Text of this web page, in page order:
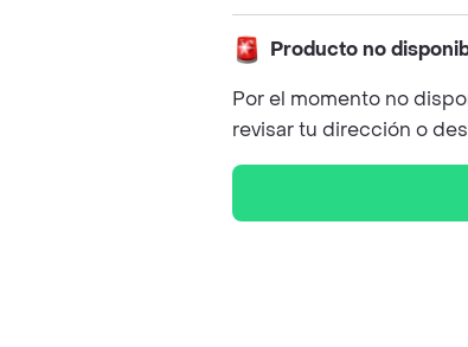
Producto no
Por el momento no
revisar tu dirección o